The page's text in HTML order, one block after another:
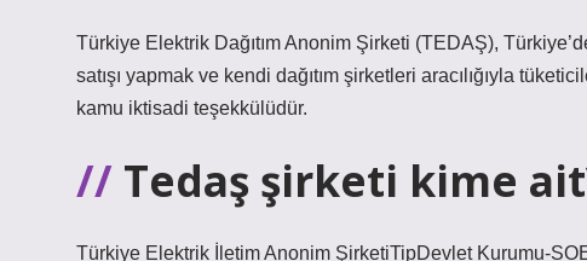
Türkiye Elektrik Dağıtım Anonim Şirketi (TEDAŞ),
satışı yapmak ve kendi dağıtım şirketleri aracılığıyla
kamu iktisadi teşekkülüdür.
Tedaş şirketi kime
Türkiye Elektrik İletim Anonim ŞirketiTipDevlet Kurumu-